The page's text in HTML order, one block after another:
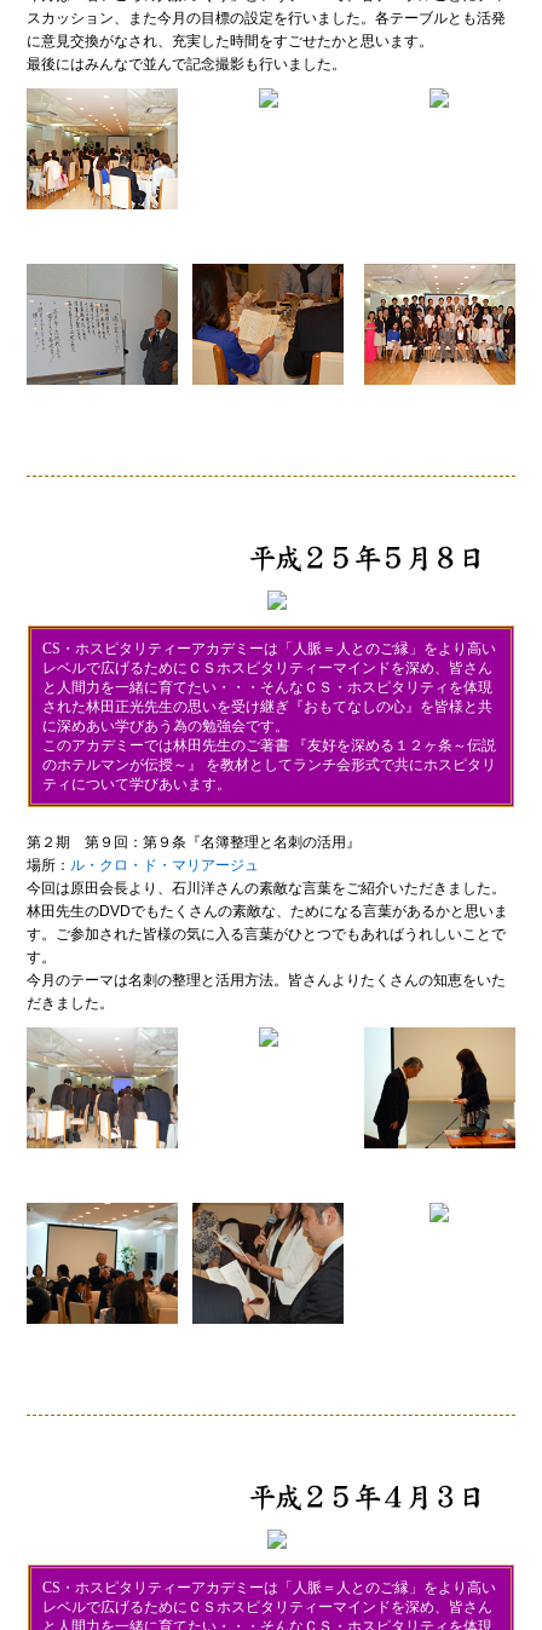
スカッション、また今月の目標の設定を行いました。各テーブルとも活発
に意見交換がなされ、充実した時間をすごせたかと思います。
最後にはみんなで並んで記念撮影も行いました。
CS・ホスピタリティーアカデミーは「人脈＝人とのご縁」をより高い
レベルで広げるためにＣＳホスピタリティーマインドを深め、皆さん
と人間力を一緒に育てたい・・・そんなＣＳ・ホスピタリティを体現
された林田正光先生の思いを受け継ぎ『おもてなしの心』を皆様と共
に深めあい学びあう為の勉強会です。
このアカデミーでは林田先生のご著書 『友好を深める１２ヶ条～伝説
のホテルマンが伝授～』 を教材としてランチ会形式で共にホスピタリ
ティについて学びあいます。
第２期 第９回：第９条『名簿整理と名刺の活用』
場所： ル・クロ・ド・マリアージュ
今回は原田会長より、石川洋さんの素敵な言葉をご紹介いただきました。
林田先生のDVDでもたくさんの素敵な、ためになる言葉があるかと思いま
す。ご参加された皆様の気に入る言葉がひとつでもあればうれしいことで
す。
今月のテーマは名刺の整理と活用方法。皆さんよりたくさんの知恵をいた
だきました。
CS・ホスピタリティーアカデミーは「人脈＝人とのご縁」をより高い
レベルで広げるためにＣＳホスピタリティーマインドを深め、皆さん
と人間力を一緒に育てたい・・・そんなＣＳ・ホスピタリティを体現